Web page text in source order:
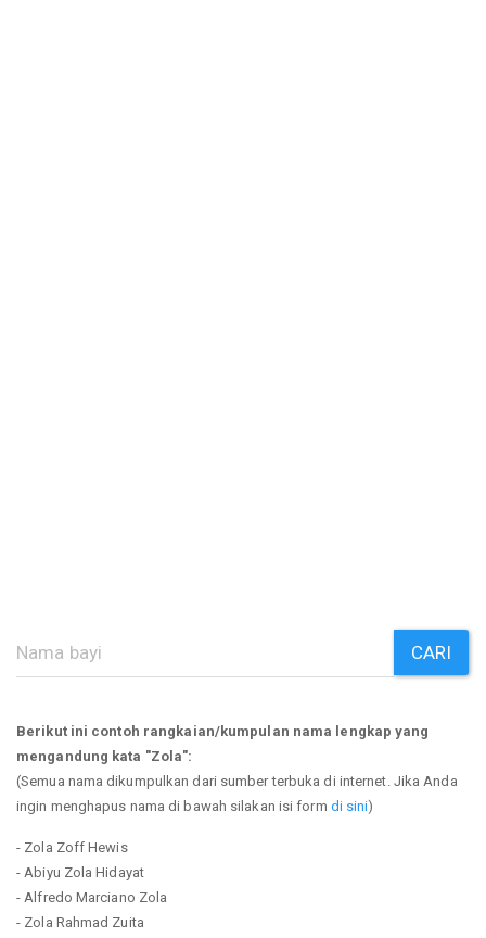
CARI
Berikut ini contoh rangkaian/kumpulan nama lengkap yang
mengandung kata "Zola":
(Semua nama dikumpulkan dari sumber terbuka di internet. Jika Anda
ingin menghapus nama di bawah silakan isi form di sini)
- Zola Zoff Hewis
- Abiyu Zola Hidayat
- Alfredo Marciano Zola
- Zola Rahmad Zuita